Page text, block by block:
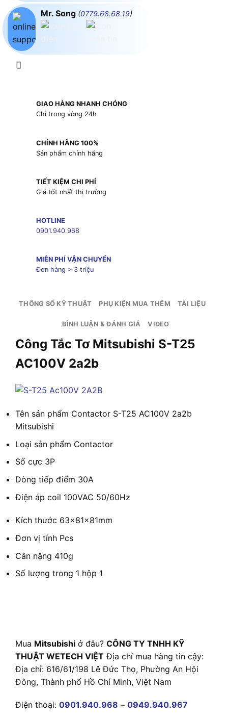
Mr. Song (0779.68.68.19)
GIAO HÀNG NHANH CHÓNG
Chỉ trong vòng 24h
CHÍNH HÃNG 100%
Sản phẩm chính hãng
TIẾT KIỆM CHI PHÍ
Giá tốt nhất thị trường
HOTLINE
0901.940.968
MIỄN PHÍ VẬN CHUYỂN
Đơn hàng > 3 triệu
THÔNG SỐ KỸ THUẬT PHỤ KIỆN MUA THÊM TÀI LIỆU
BÌNH LUẬN & ĐÁNH GIÁ VIDEO
Công Tắc Tơ Mitsubishi S-T25
AC100V 2a2b
Tên sản phẩm Contactor S-T25 AC100V 2a2b
Mitsubishi
Loại sản phẩm Contactor
Số cực 3P
Dòng tiếp điểm 30A
Điện áp coil 100VAC 50/60Hz
Kích thước 63×81×81mm
Đơn vị tính Pcs
Cân nặng 410g
Số lượng trong 1 hộp 1
Mua Mitsubishi ở đâu? CÔNG TY TNHH KỸ
THUẬT WETECH VIỆT Địa chỉ mua hàng tin cậy:
Địa chỉ: 616/61/198 Lê Đức Thọ, Phường An Hội
Đông, Thành phố Hồ Chí Minh, Việt Nam
Điện thoại: 0901.940.968 – 0949.940.967